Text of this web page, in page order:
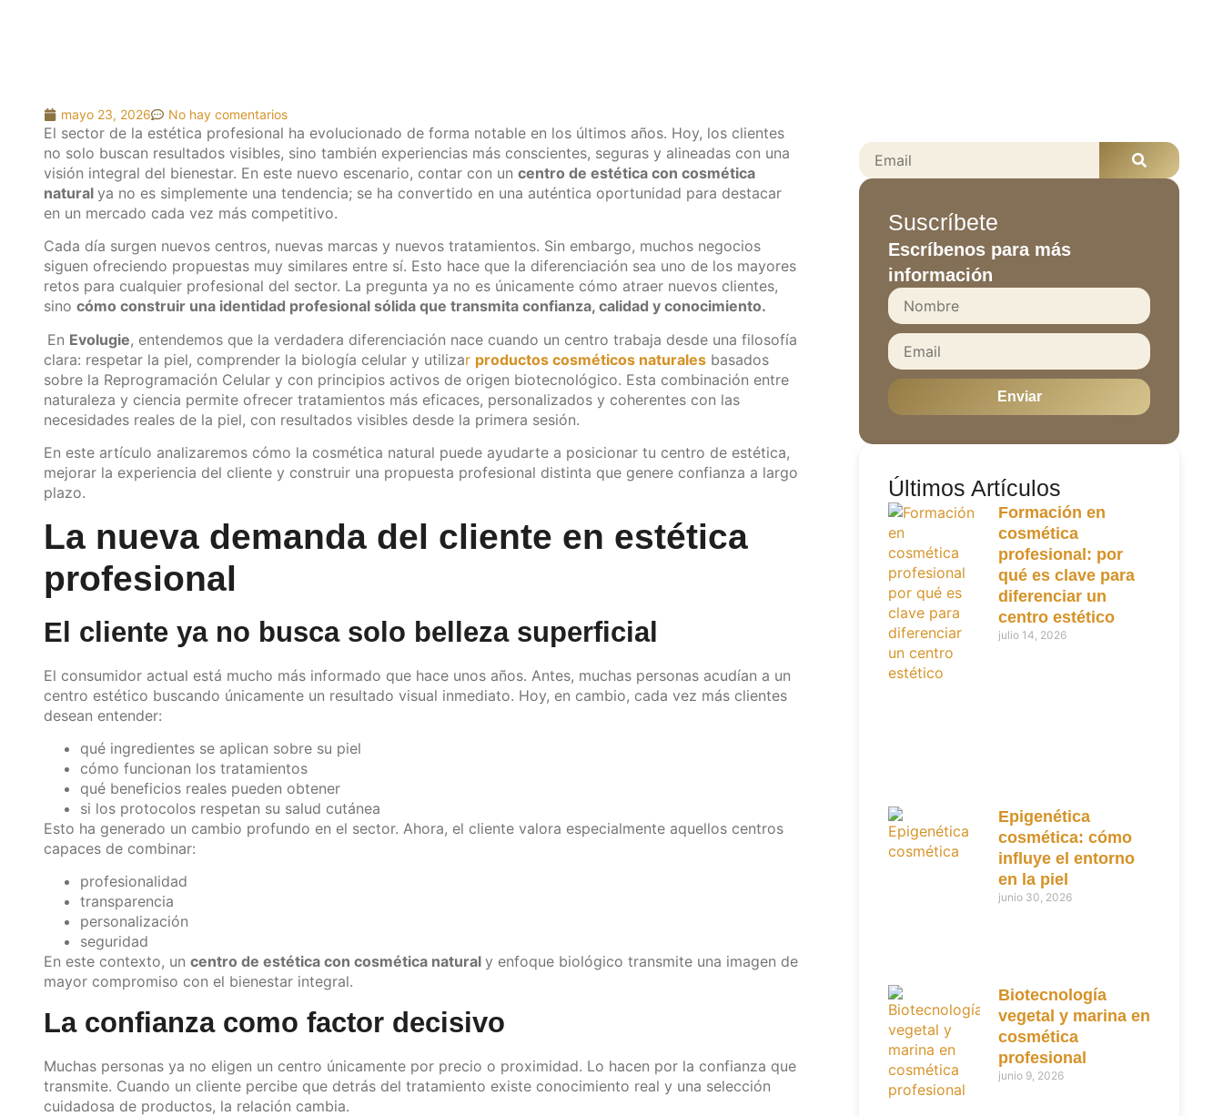
mayo 23, 2026 No hay comentarios
El sector de la estética profesional ha evolucionado de forma notable en los últimos años. Hoy, los clientes
no solo buscan resultados visibles, sino también experiencias más conscientes, seguras y alineadas con una
visión integral del bienestar. En este nuevo escenario, contar con un centro de estética con cosmética
natural ya no es simplemente una tendencia; se ha convertido en una auténtica oportunidad para destacar
en un mercado cada vez más competitivo.
Cada día surgen nuevos centros, nuevas marcas y nuevos tratamientos. Sin embargo, muchos negocios
siguen ofreciendo propuestas muy similares entre sí. Esto hace que la diferenciación sea uno de los mayores
retos para cualquier profesional del sector. La pregunta ya no es únicamente cómo atraer nuevos clientes,
sino cómo construir una identidad profesional sólida que transmita confianza, calidad y conocimiento.
En Evolugie, entendemos que la verdadera diferenciación nace cuando un centro trabaja desde una filosofía
clara: respetar la piel, comprender la biología celular y utilizar productos cosméticos naturales basados
sobre la Reprogramación Celular y con principios activos de origen biotecnológico. Esta combinación entre
naturaleza y ciencia permite ofrecer tratamientos más eficaces, personalizados y coherentes con las
necesidades reales de la piel, con resultados visibles desde la primera sesión.
En este artículo analizaremos cómo la cosmética natural puede ayudarte a posicionar tu centro de estética,
mejorar la experiencia del cliente y construir una propuesta profesional distinta que genere confianza a largo
plazo.
La nueva demanda del cliente en estética
profesional
El cliente ya no busca solo belleza superficial
El consumidor actual está mucho más informado que hace unos años. Antes, muchas personas acudían a un
centro estético buscando únicamente un resultado visual inmediato. Hoy, en cambio, cada vez más clientes
desean entender:
qué ingredientes se aplican sobre su piel
cómo funcionan los tratamientos
qué beneficios reales pueden obtener
si los protocolos respetan su salud cutánea
Esto ha generado un cambio profundo en el sector. Ahora, el cliente valora especialmente aquellos centros
capaces de combinar:
profesionalidad
transparencia
personalización
seguridad
En este contexto, un centro de estética con cosmética natural y enfoque biológico transmite una imagen de
mayor compromiso con el bienestar integral.
La confianza como factor decisivo
Muchas personas ya no eligen un centro únicamente por precio o proximidad. Lo hacen por la confianza que
transmite. Cuando un cliente percibe que detrás del tratamiento existe conocimiento real y una selección
cuidadosa de productos, la relación cambia.
Suscríbete
Escríbenos para más
información
Enviar
Últimos Artículos
Formación en
cosmética
profesional: por
qué es clave para
diferenciar un
centro estético
julio 14, 2026
Epigenética
cosmética: cómo
influye el entorno
en la piel
junio 30, 2026
Biotecnología
vegetal y marina en
cosmética
profesional
junio 9, 2026